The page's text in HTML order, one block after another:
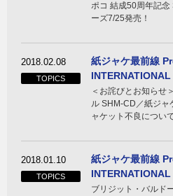
ポコ 結成50周年記念
ーズ7/25発売！
2018.02.08
TOPICS
紙ジャケ最前線
INTERNATIONAL
＜お詫びとお知らせ
ル SHM-CD／紙ジャ
ャケット不良につい
2018.01.10
TOPICS
紙ジャケ最前線
INTERNATIONAL
ブリジット・バルド